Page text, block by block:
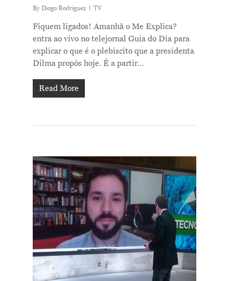
By Diogo Rodriguez TV
Fiquem ligados! Amanhã o Me Explica?
entra ao vivo no telejornal Guia do Dia para
explicar o que é o plebiscito que a presidenta
Dilma propôs hoje. É a partir…
Read More